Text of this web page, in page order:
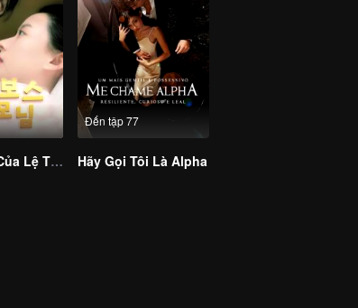
Phu Nhân Của Lệ Tổng Là Sếp Lớn Ẩn Danh
Đến tập 77
Hãy Gọi Tôi Là Alpha